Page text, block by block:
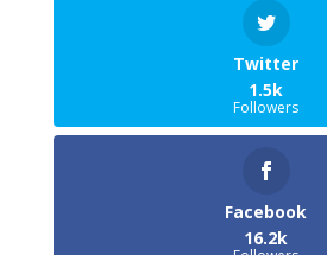
Twitter
1.5k
Followers
Facebook
16.2k